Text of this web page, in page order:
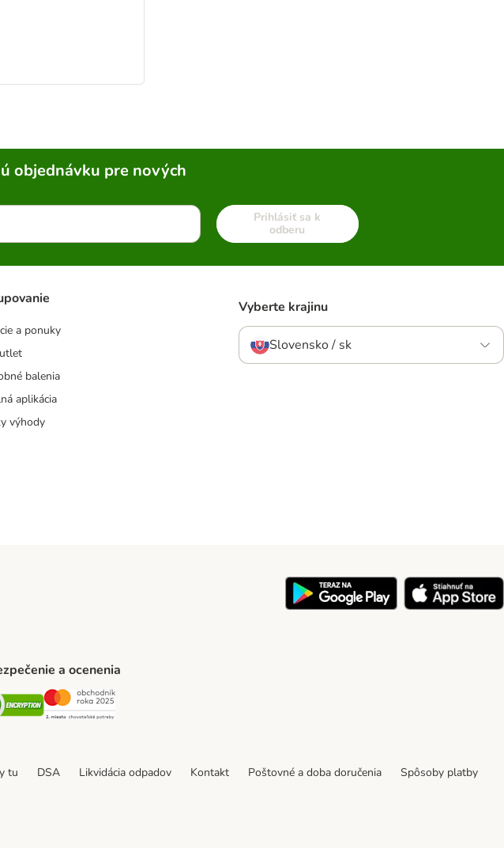
objednávku pre nových
Prihlásiť sa k
odberu
a ponuky
balenia
aplikácia
výhody
Vyberte krajinu
Slovensko / sk
a ocenenia
Security Security
tu DSA Likvidácia odpadov Kontakt Poštovné a doba doručenia
Spôsoby platby